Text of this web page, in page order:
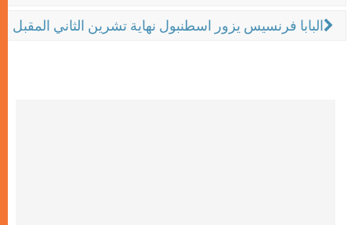
البابا فرنسيس يزور اسطنبول نهاية تشرين الثاني المقبل